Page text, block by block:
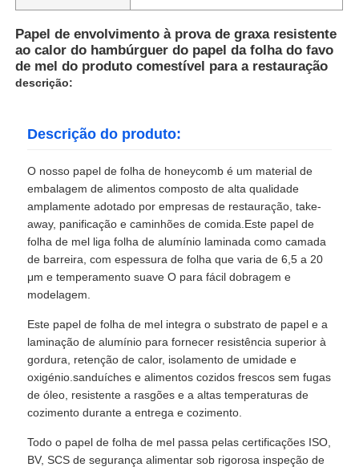
Papel de envolvimento à prova de graxa resistente
ao calor do hambúrguer do papel da folha do favo
de mel do produto comestível para a restauração
descrição:
Descrição do produto:
O nosso papel de folha de honeycomb é um material de
embalagem de alimentos composto de alta qualidade
amplamente adotado por empresas de restauração, take-
away, panificação e caminhões de comida.Este papel de
folha de mel liga folha de alumínio laminada como camada
de barreira, com espessura de folha que varia de 6,5 a 20
μm e temperamento suave O para fácil dobragem e
modelagem.
Este papel de folha de mel integra o substrato de papel e a
laminação de alumínio para fornecer resistência superior à
gordura, retenção de calor, isolamento de umidade e
oxigénio.sanduíches e alimentos cozidos frescos sem fugas
de óleo, resistente a rasgões e a altas temperaturas de
cozimento durante a entrega e cozimento.
Todo o papel de folha de mel passa pelas certificações ISO,
BV, SCS de segurança alimentar sob rigorosa inspeção de